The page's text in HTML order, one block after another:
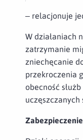
– relacjonuje
W działaniach
zatrzymanie
zniechęcanie
przekroczenia
obecność
uczęszczanych